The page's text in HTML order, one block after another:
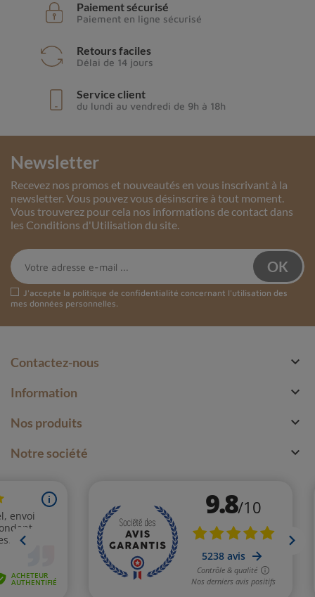
Paiement sécurisé
Paiement en ligne sécurisé
Retours faciles
Délai de 14 jours
Service client
du lundi au vendredi de 9h à 18h
Newsletter
Recevez nos promos et nouveautés en vous inscrivant à la
newsletter. Vous pouvez vous désinscrire à tout moment.
Vous trouverez pour cela nos informations de contact dans
les Conditions d'Utilisation du site.
J'accepte la politique de confidentialité concernant l'utilisation des
mes données personnelles.
Contactez-nous 
Information 
Nos produits 
Notre société 